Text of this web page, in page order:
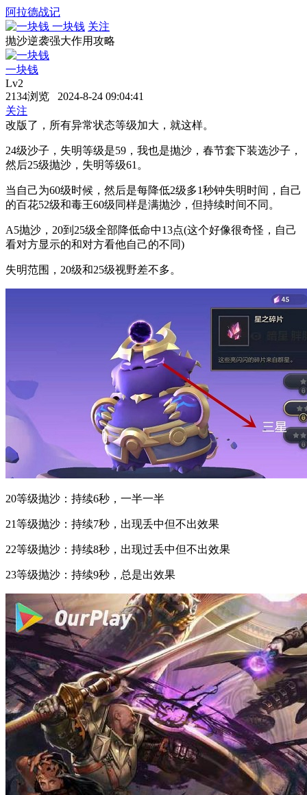
阿拉德战记
一块钱 关注
抛沙逆袭强大作用攻略
一块钱
Lv2
2134浏览 2024-8-24 09:04:41
关注
改版了，所有异常状态等级加大，就这样。
24级沙子，失明等级是59，我也是抛沙，春节套下装选沙子，
然后25级抛沙，失明等级61。
当自己为60级时候，然后是每降低2级多1秒钟失明时间，自己
的百花52级和毒王60级同样是满抛沙，但持续时间不同。
A5抛沙，20到25级全部降低命中13点(这个好像很奇怪，自己
看对方显示的和对方看他自己的不同)
失明范围，20级和25级视野差不多。
20等级抛沙：持续6秒，一半一半
21等级抛沙：持续7秒，出现丢中但不出效果
22等级抛沙：持续8秒，出现过丢中但不出效果
23等级抛沙：持续9秒，总是出效果